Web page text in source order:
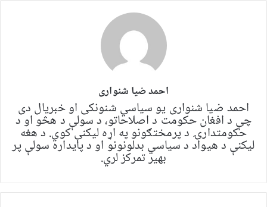
احمد ضیا شنواری
احمد ضیا شنواری یو سياسي شنونکی او خبریال دی
چې د افغان حکومت د اصلاحاتو، د سولې د هڅو او د
حکومتدارۍ د پرمختګونو په اړه لیکنې کوي. د هغه
لیکنې د هیواد د سیاسي بدلونونو او د پایداره سولې پر
بهیر تمرکز لري.